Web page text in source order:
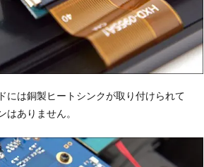
には銅製ヒートシンクが取り付けられて
はありません。